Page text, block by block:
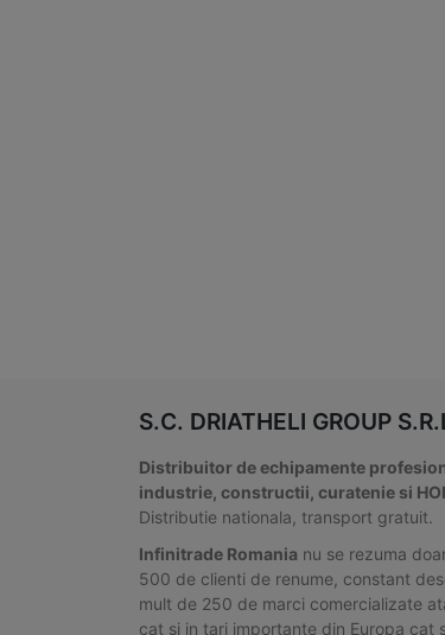
S.C. DRIATHELI GROUP
Distribuitor de echipamente
industrie, constructii, curatenie si
Distributie nationala, transport gratuit.
Infinitrade Romania nu se rezuma
500 de clienti de renume, constant
mult de 250 de marci comercializate
cat si in tari importante din Europa cat